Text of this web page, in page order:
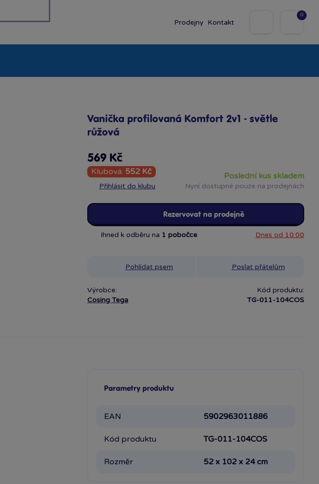
Prodejny Kontakt
0
Vanička profilovaná Komfort 2v1 - světle
růžová
569 Kč
Klubová: 552 Kč
Přihlásit do klubu
poslední kus skladem
Nyní dostupné pouze na prodejnách
Rezervovat na prodejně
Ihned k odběru na 1 pobočce Dnes od 10:00
Pohlídat psem Poslat přátelům
Výrobce:
Cosing Tega
Kód produktu:
TG-011-104COS
Parametry produktu
EAN 5902963011886
Kód produktu TG-011-104COS
Rozměr 52 x 102 x 24 cm